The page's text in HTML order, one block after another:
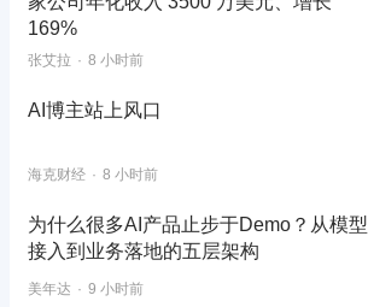
169%
张艾拉 8 小时前
AI博主站上风口
海克财经 8 小时前
为什么很多AI产品止步于Demo？从模型
接入到业务落地的五层架构
美年达 9 小时前